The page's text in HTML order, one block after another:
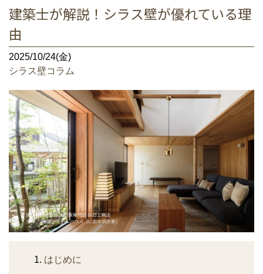
建築士が解説！シラス壁が優れている理
由
2025/10/24(金)
シラス壁コラム
はじめに